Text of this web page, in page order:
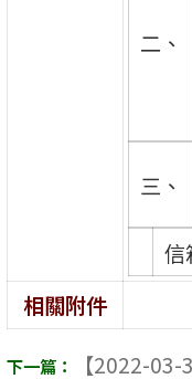
二、
三、
相關附件
【2022-03-